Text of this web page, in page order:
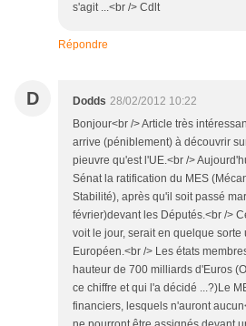
s'agit ...<br /> Cdlt
Répondre
D Dodds 28/02/2012 10:22
Bonjour<br /> Article très
arrive (péniblement) à découvrir
pieuvre qu'est l'UE.<br />
Sénat la ratification du MES
Stabilité), après qu'il soit passé
février)devant les Députés.<br />
voit le jour, serait en quelque sorte
Européen.<br /> Les états
hauteur de 700 milliards d'Euros
ce chiffre et qui l'a décidé ...?)Le
financiers, lesquels n'auront